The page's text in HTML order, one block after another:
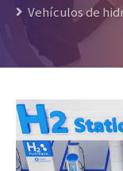
Vehículos de